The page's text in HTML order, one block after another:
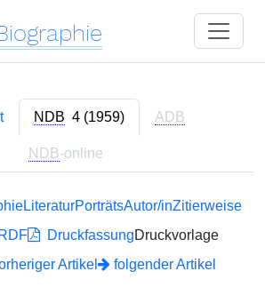
NDB 4 (1959) ADB
NDB-online
LiteraturPorträtsAutor/inZitierweise
DruckfassungDruckvorlage
Artikel folgender Artikel